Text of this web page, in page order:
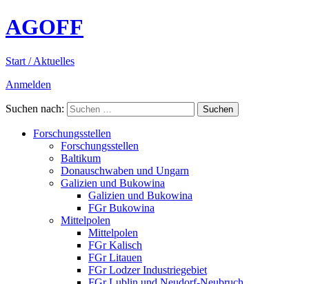
AGOFF
Start / Aktuelles
Anmelden
Suchen nach:
Forschungsstellen
Forschungsstellen
Baltikum
Donauschwaben und Ungarn
Galizien und Bukowina
Galizien und Bukowina
FGr Bukowina
Mittelpolen
Mittelpolen
FGr Kalisch
FGr Litauen
FGr Lodzer Industriegebiet